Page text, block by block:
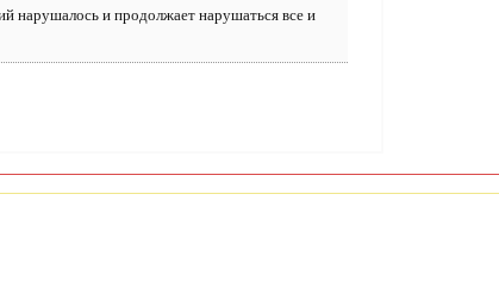
нарушалось и продолжает нарушаться все и